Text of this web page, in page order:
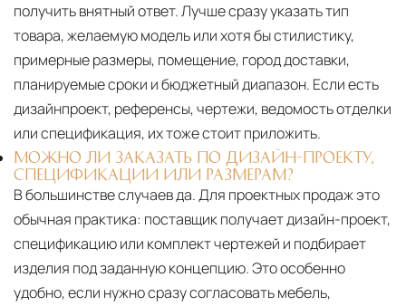
получить внятный ответ. Лучше сразу указать тип
товара, желаемую модель или хотя бы стилистику,
примерные размеры, помещение, город доставки,
планируемые сроки и бюджетный диапазон. Если есть
дизайнпроект, референсы, чертежи, ведомость отделки
или спецификация, их тоже стоит приложить.
МОЖНО ЛИ ЗАКАЗАТЬ ПО ДИЗАЙН-ПРОЕКТУ,
СПЕЦИФИКАЦИИ ИЛИ РАЗМЕРАМ?
В большинстве случаев да. Для проектных продаж это
обычная практика: поставщик получает дизайн-проект,
спецификацию или комплект чертежей и подбирает
изделия под заданную концепцию. Это особенно
удобно, если нужно сразу согласовать мебель,